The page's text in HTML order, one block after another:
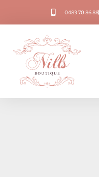
0483 70 86 88